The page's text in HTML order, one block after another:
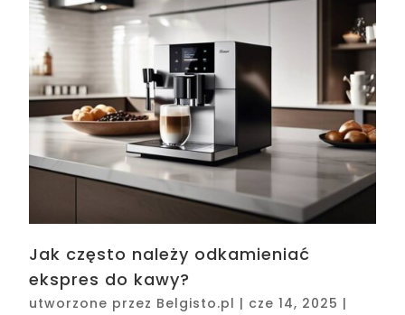
Jak często należy odkamieniać
ekspres do kawy?
utworzone przez Belgisto.pl | cze 14, 2025 |